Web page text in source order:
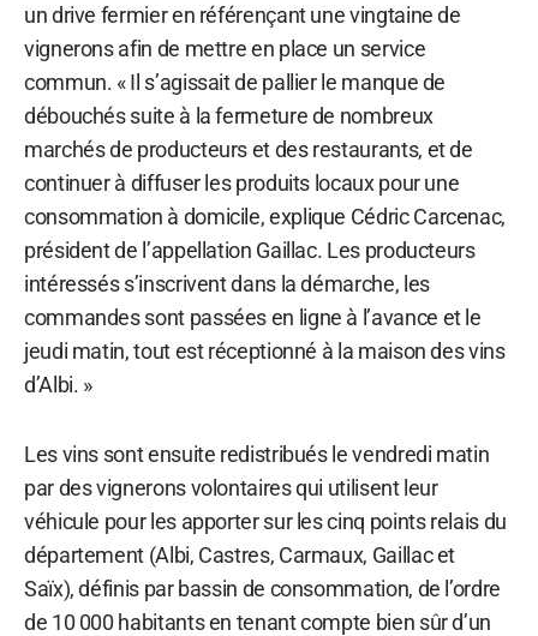
un drive fermier en référençant une vingtaine de
vignerons afin de mettre en place un service
commun. « Il s’agissait de pallier le manque de
débouchés suite à la fermeture de nombreux
marchés de producteurs et des restaurants, et de
continuer à diffuser les produits locaux pour une
consommation à domicile, explique Cédric Carcenac,
président de l’appellation Gaillac. Les producteurs
intéressés s’inscrivent dans la démarche, les
commandes sont passées en ligne à l’avance et le
jeudi matin, tout est réceptionné à la maison des vins
d’Albi. »
Les vins sont ensuite redistribués le vendredi matin
par des vignerons volontaires qui utilisent leur
véhicule pour les apporter sur les cinq points relais du
département (Albi, Castres, Carmaux, Gaillac et
Saïx), définis par bassin de consommation, de l’ordre
de 10 000 habitants en tenant compte bien sûr d’un